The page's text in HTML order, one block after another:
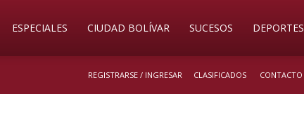
ESPECIALES CIUDAD BOLÍVAR SUCESOS DEPORTES
REGISTRARSE / INGRESAR CLASIFICADOS CONTACTO